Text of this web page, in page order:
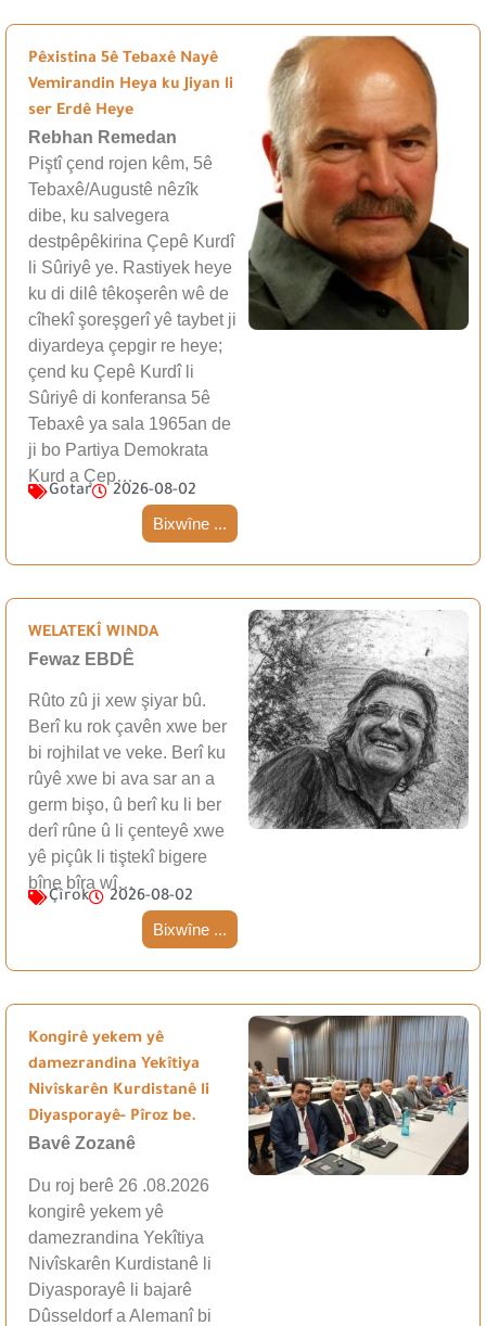
Pêxistina 5ê Tebaxê Nayê
Vemirandin Heya ku Jiyan li
ser Erdê Heye
Rebhan Remedan
Piştî çend rojen kêm, 5ê
Tebaxê/Augustê nêzîk
dibe, ku salvegera
destpêpêkirina Çepê Kurdî
li Sûriyê ye. Rastiyek heye
ku di dilê têkoşerên wê de
cîhekî şoreşgerî yê taybet ji
diyardeya çepgir re heye;
çend ku Çepê Kurdî li
Sûriyê di konferansa 5ê
Tebaxê ya sala 1965an de
ji bo Partiya Demokrata
Kurd a Çep…
Gotar 2026-08-02
Bixwîne ...
WELATEKÎ WINDA
Fewaz EBDÊ
Rûto zû ji xew şiyar bû.
Berî ku rok çavên xwe ber
bi rojhilat ve veke. Berî ku
rûyê xwe bi ava sar an a
germ bişo, û berî ku li ber
derî rûne û li çenteyê xwe
yê piçûk li tiştekî bigere
bîne bîra wî…
Çîrok 2026-08-02
Bixwîne ...
Kongirê yekem yê
damezrandina Yekîtiya
Nivîskarên Kurdistanê li
Diyasporayê- Pîroz be.
Bavê Zozanê
Du roj berê 26 .08.2026
kongirê yekem yê
damezrandina Yekîtiya
Nivîskarên Kurdistanê li
Diyasporayê li bajarê
Dûsseldorf a Alemanî bi